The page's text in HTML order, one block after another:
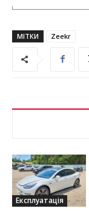
МІТКИ Zeekr
Експлуатація